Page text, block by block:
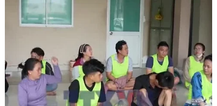
Liên minh châu Âu xem xét đề xuất mới
nhất về mức giá trần khí đốt
06/12/2022 22:58
Một số quốc gia EU, trong đó có Đức - nền kinh tế lớn
nhất EU, đã phản đối ý tưởng về bất kỳ mức giá trần
nào, cho rằng việc này có thể gây khó hơn cho việc bảo